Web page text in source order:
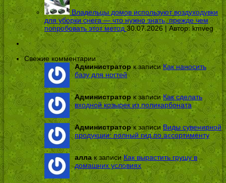
Владельцы домов используют воздуходувки
для уборки снега — что нужно знать, прежде чем
попробовать этот метод 30.07.2026 | Автор: kmveg
Свежие комментарии
Администратор к записиКак наносить
базу для ногтей
Администраторк записиКак сделать
входной козырек из поликарбоната
Администраторк записиВиды сувенирной
продукции: полный гид по ассортименту
аллак записиКак вырастить грушу в
домашних условиях